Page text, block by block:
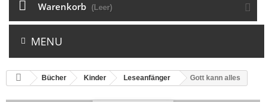
Warenkorb (Leer)
MENU
Bücher Kinder Leseanfänger Gott kann alles